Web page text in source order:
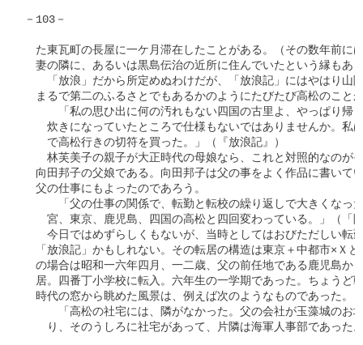
－103－
た東瓦町の長屋に一ケ月滞在したことがある。（その数年前に
妻の隣に、あるいは黒島伝治の近所に住んでいたという縁もあ
「放浪」だから所定めぬわけだが、「放浪記」にはやはり山
まるで第二のふるさとでもあるかのようにたびたび高松のこと
「私の思ひ出に何の汚れもない四国の古里よ、やっぱり帰り
炊きになっていたところで仕様もないではありませんか。私
で高松行きの切符を買った。」（『放浪記』）
林芙美子の親子が大正時代の母娘なら、これと対照的なのが
向田邦子の父娘である。向田邦子は父の事をよく作品に書いて
父の仕事にもよったのであろう。
「父の仕事の関係で、転勤と転校の繰り返しで大きくなった
宮、東京、鹿児島、四国の高松と四回変わっている。」（「
今日ではめずらしくもないが、当時としてはおびただしい転
「放浪記」かもしれない。その転居の構造は東京＋中都市×Ｘ
の場合は昭和一六年四月、一二歳、父の前任地である鹿児島か
居。四番丁小学校に転入。六年生の一学期であった。ちょうど
時代の窓から眺めた風景は、例えば次のようなものであった。
「高松の社宅には、隣がなかった。父の会社が玉藻城のお壕
り、そのうしろに社宅があって、片隣は海軍人事部であった